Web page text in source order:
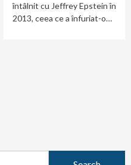
întâlnit cu Jeffrey Epstein în
2013, ceea ce a înfuriat-o…